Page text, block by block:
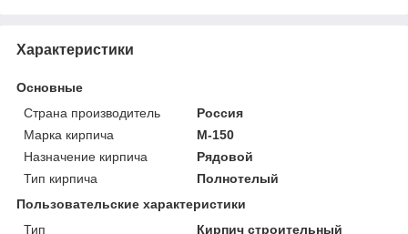
Характеристики
Основные
Страна производитель
Россия
Марка кирпича
М-150
Назначение кирпича
Рядовой
Тип кирпича
Полнотелый
Пользовательские характеристики
Тип
Кирпич строительный